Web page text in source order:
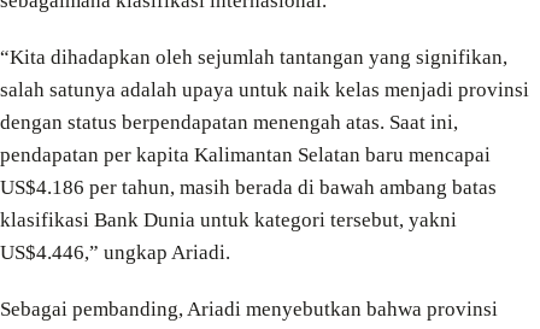
“Kita dihadapkan oleh sejumlah tantangan yang signifikan,
salah satunya adalah upaya untuk naik kelas menjadi provinsi
dengan status berpendapatan menengah atas. Saat ini,
pendapatan per kapita Kalimantan Selatan baru mencapai
US$4.186 per tahun, masih berada di bawah ambang batas
klasifikasi Bank Dunia untuk kategori tersebut, yakni
US$4.446,” ungkap Ariadi.
Sebagai pembanding, Ariadi menyebutkan bahwa provinsi